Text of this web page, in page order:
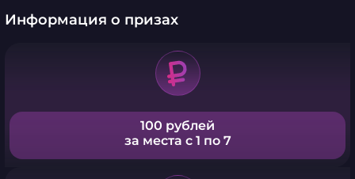
Информация о призах
100 рублей
за места с 1 по 7